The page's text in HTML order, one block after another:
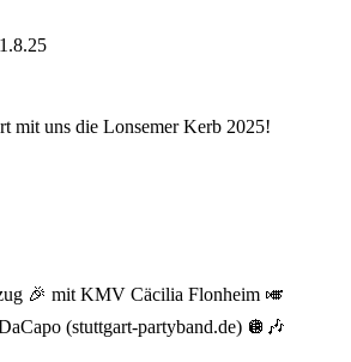
mit uns die Lonsemer Kerb 2025!
🎉 mit KMV Cäcilia Flonheim 🎺
(stuttgart-partyband.de) 🪩🎶